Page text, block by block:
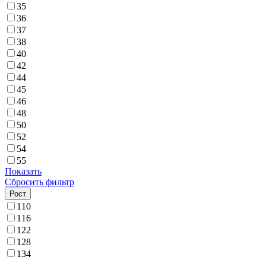
35
36
37
38
40
42
44
45
46
48
50
52
54
55
Показать
Сбросить фильтр
Рост
110
116
122
128
134